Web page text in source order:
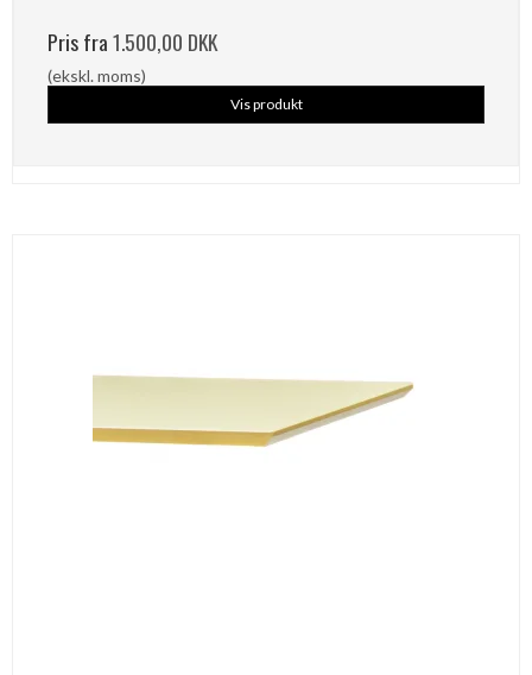
Pris fra1.500,00 DKK
(ekskl. moms)
Vis produkt